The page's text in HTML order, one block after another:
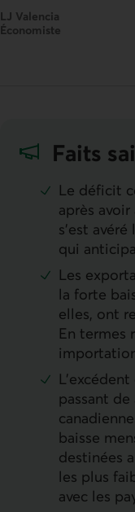
LJ Valencia
Économiste
Faits
Le déficit
après
s’est
qui
Les
la forte
elles, ont
En termes
passant
baisse
destinées
les plus
avec les